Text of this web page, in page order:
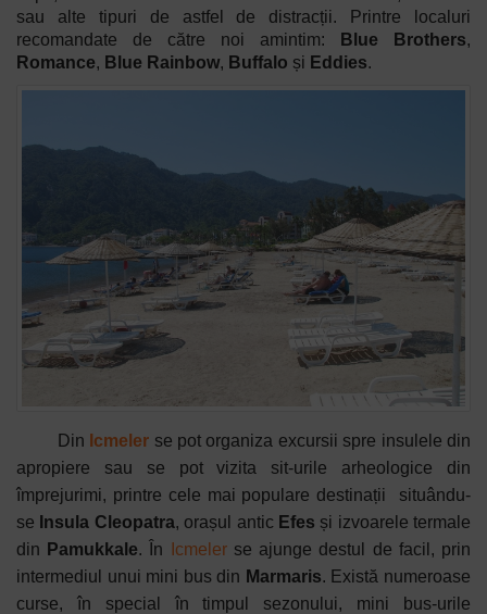
sau alte tipuri de astfel de distracții. Printre localuri
recomandate de către noi amintim:
Blue Brothers,
Romance, Blue Rainbow, Buffalo și Eddies.
Din Icmeler se pot organiza excursii spre insulele din
apropiere sau se pot vizita sit-urile arheologice din
împrejurimi, printre cele mai populare destinații situându-
se Insula Cleopatra, orașul antic Efes și izvoarele termale
din Pamukkale. În Icmelerse ajunge destul de facil, prin
intermediul unui mini bus din Marmaris. Există numeroase
curse, în special în timpul sezonului, mini bus-urile